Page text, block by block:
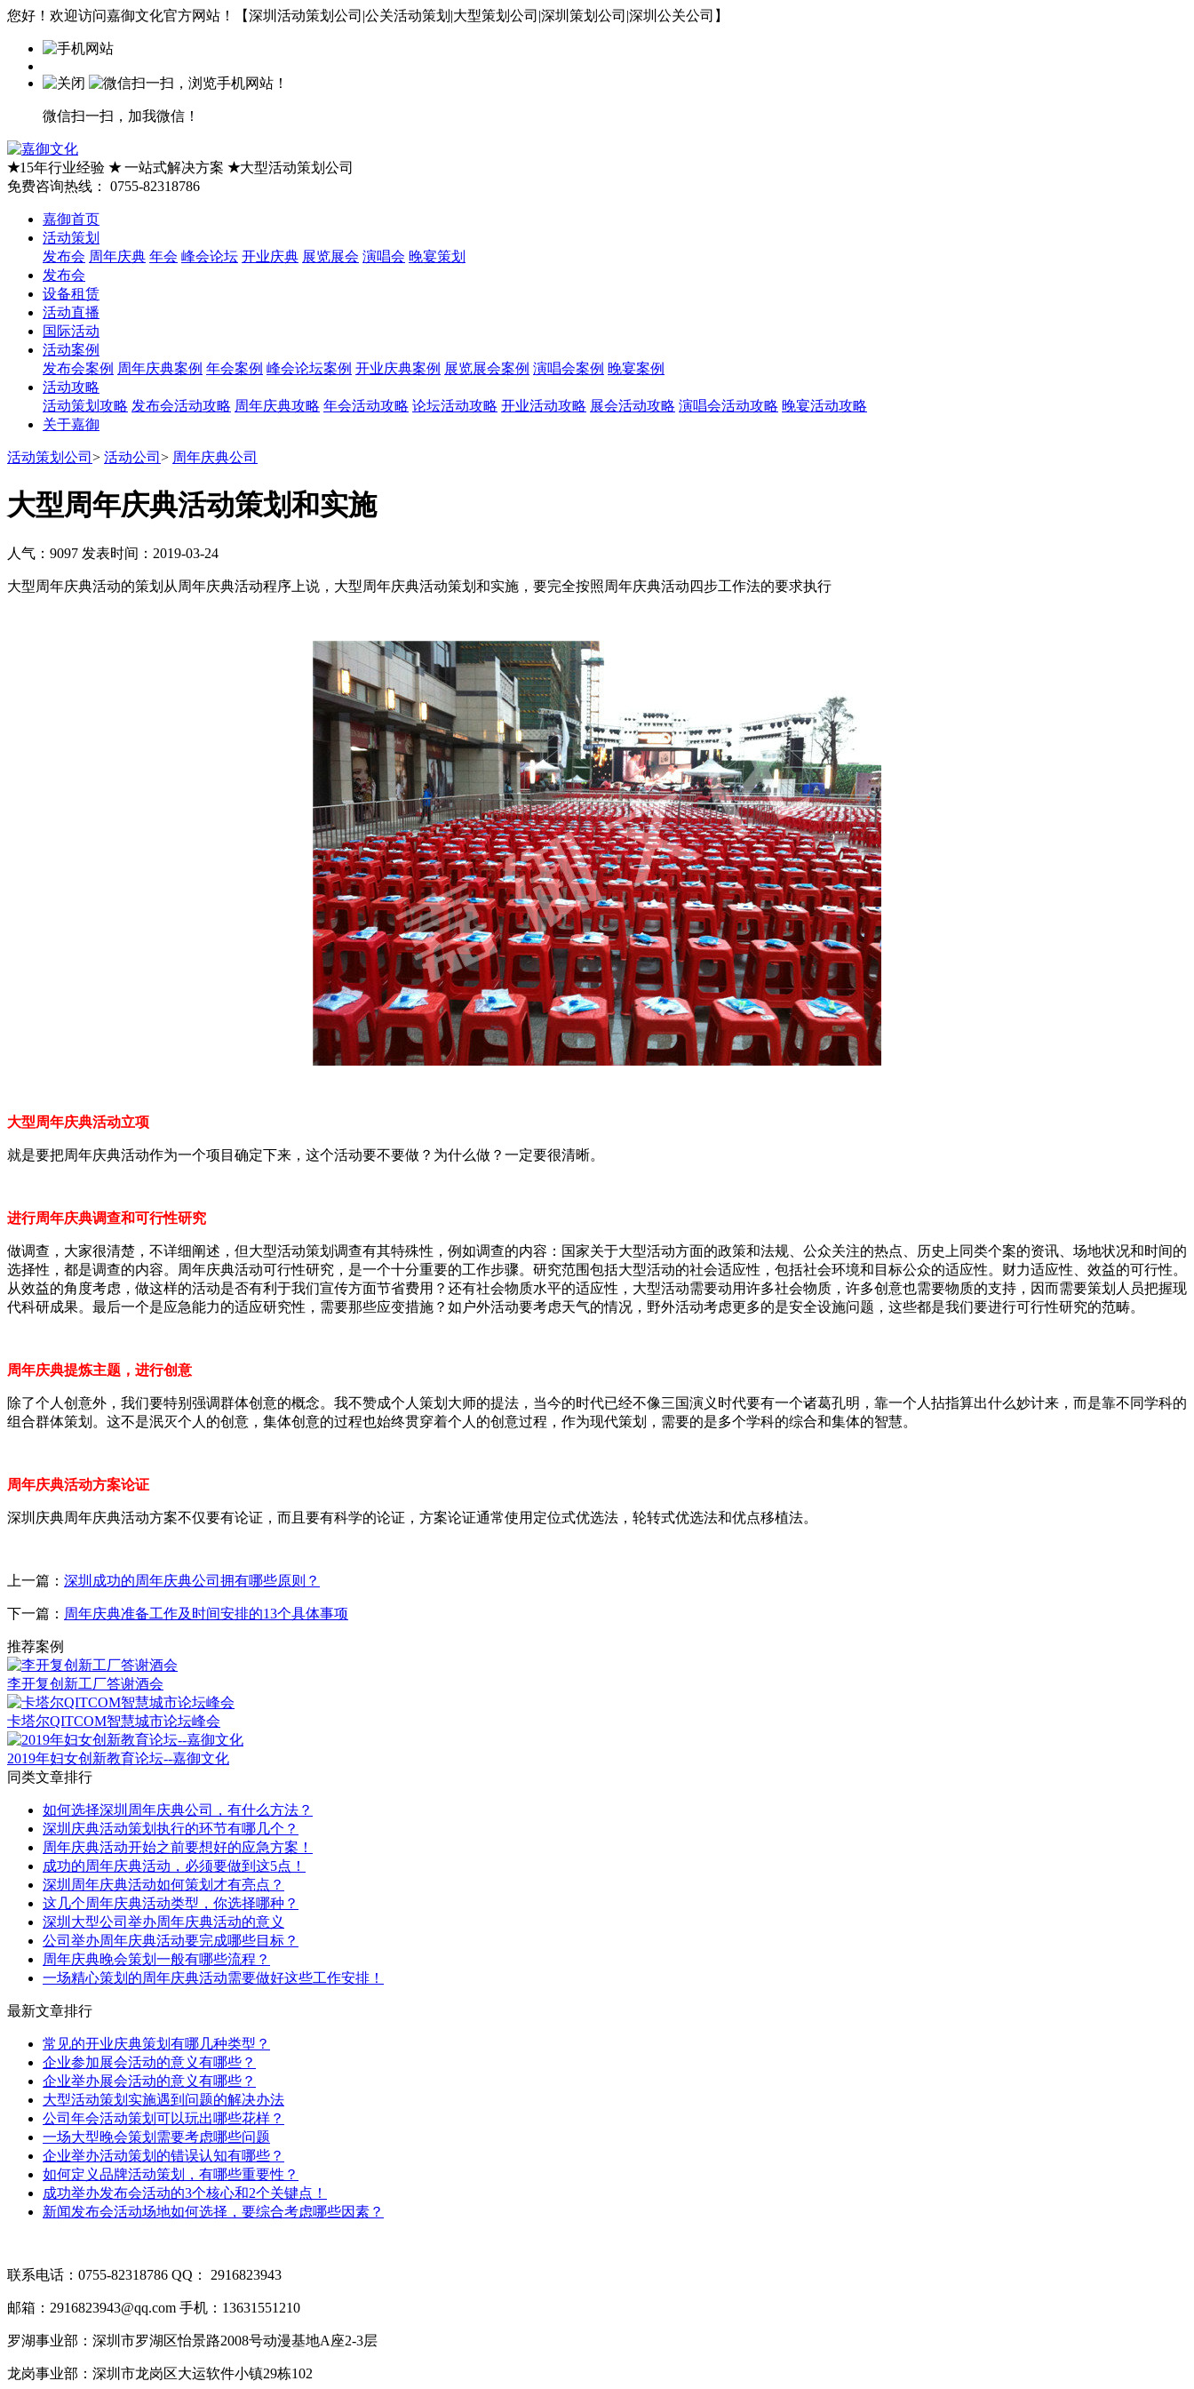
您好！欢迎访问嘉御文化官方网站！【深圳活动策划公司|公关活动策划|大型策划公司|深圳策划公司|深圳公关公司】
微信扫一扫，加我微信！
★15年行业经验 ★一站式解决方案 ★大型活动策划公司
免费咨询热线：
0755-82318786
嘉御首页
活动策划
发布会 周年庆典 年会 峰会论坛 开业庆典 展览展会 演唱会 晚宴策划
发布会
设备租赁
活动直播
国际活动
活动案例
发布会案例 周年庆典案例 年会案例 峰会论坛案例 开业庆典案例 展览展会案例 演唱会案例 晚宴案例
活动攻略
活动策划攻略 发布会活动攻略 周年庆典攻略 年会活动攻略 论坛活动攻略 开业活动攻略 展会活动攻略 演唱会活动攻略 晚宴活动攻略
关于嘉御
活动策划公司 > 活动公司 > 周年庆典公司
大型周年庆典活动策划和实施
人气：9097 发表时间：2019-03-24
大型周年庆典活动的策划从周年庆典活动程序上说，大型周年庆典活动策划和实施，要完全按照周年庆典活动四步工作法的要求执行
大型周年庆典活动立项
就是要把周年庆典活动作为一个项目确定下来，这个活动要不要做？为什么做？一定要很清晰。
进行周年庆典调查和可行性研究
做调查，大家很清楚，不详细阐述，但大型活动策划调查有其特殊性，例如调查的内容：国家关于大型活动方面的政策和法规、公众关注的热点、历史上同类个案的资讯、场地状况和时间的
选择性，都是调查的内容。周年庆典活动可行性研究，是一个十分重要的工作步骤。研究范围包括大型活动的社会适应性，包括社会环境和目标公众的适应性。财力适应性、效益的可行性。
从效益的角度考虑，做这样的活动是否有利于我们宣传方面节省费用？还有社会物质水平的适应性，大型活动需要动用许多社会物质，许多创意也需要物质的支持，因而需要策划人员把握现
代科研成果。最后一个是应急能力的适应研究性，需要那些应变措施？如户外活动要考虑天气的情况，野外活动考虑更多的是安全设施问题，这些都是我们要进行可行性研究的范畴。
周年庆典提炼主题，进行创意
除了个人创意外，我们要特别强调群体创意的概念。我不赞成个人策划大师的提法，当今的时代已经不像三国演义时代要有一个诸葛孔明，靠一个人拈指算出什么妙计来，而是靠不同学科的
组合群体策划。这不是泯灭个人的创意，集体创意的过程也始终贯穿着个人的创意过程，作为现代策划，需要的是多个学科的综合和集体的智慧。
周年庆典活动方案论证
深圳庆典周年庆典活动方案不仅要有论证，而且要有科学的论证，方案论证通常使用定位式优选法，轮转式优选法和优点移植法。
上一篇： 深圳成功的周年庆典公司拥有哪些原则？
下一篇： 周年庆典准备工作及时间安排的13个具体事项
推荐案例
李开复创新工厂答谢酒会
卡塔尔QITCOM智慧城市论坛峰会
2019年妇女创新教育论坛--嘉御文化
同类文章排行
如何选择深圳周年庆典公司，有什么方法？
深圳庆典活动策划执行的环节有哪几个？
周年庆典活动开始之前要想好的应急方案！
成功的周年庆典活动，必须要做到这5点！
深圳周年庆典活动如何策划才有亮点？
这几个周年庆典活动类型，你选择哪种？
深圳大型公司举办周年庆典活动的意义
公司举办周年庆典活动要完成哪些目标？
周年庆典晚会策划一般有哪些流程？
一场精心策划的周年庆典活动需要做好这些工作安排！
最新文章排行
常见的开业庆典策划有哪几种类型？
企业参加展会活动的意义有哪些？
企业举办展会活动的意义有哪些？
大型活动策划实施遇到问题的解决办法
公司年会活动策划可以玩出哪些花样？
一场大型晚会策划需要考虑哪些问题
企业举办活动策划的错误认知有哪些？
如何定义品牌活动策划，有哪些重要性？
成功举办发布会活动的3个核心和2个关键点！
新闻发布会活动场地如何选择，要综合考虑哪些因素？
联系电话：0755-82318786 QQ： 2916823943
邮箱：2916823943@qq.com 手机：13631551210
罗湖事业部：深圳市罗湖区怡景路2008号动漫基地A座2-3层
龙岗事业部：深圳市龙岗区大运软件小镇29栋102